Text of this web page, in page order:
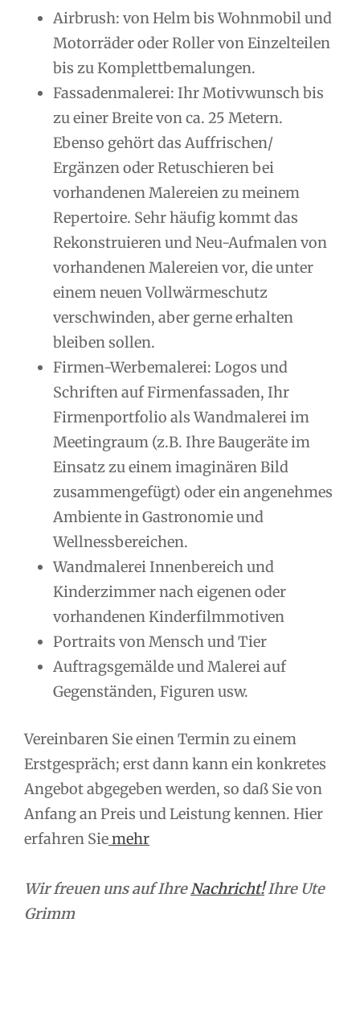
Airbrush: von Helm bis Wohnmobil und
Motorräder oder Roller von Einzelteilen
bis zu Komplettbemalungen.
Fassadenmalerei: Ihr Motivwunsch bis
zu einer Breite von ca. 25 Metern.
Ebenso gehört das Auffrischen/
Ergänzen oder Retuschieren bei
vorhandenen Malereien zu meinem
Repertoire. Sehr häufig kommt das
Rekonstruieren und Neu-Aufmalen von
vorhandenen Malereien vor, die unter
einem neuen Vollwärmeschutz
verschwinden, aber gerne erhalten
bleiben sollen.
Firmen-Werbemalerei: Logos und
Schriften auf Firmenfassaden, Ihr
Firmenportfolio als Wandmalerei im
Meetingraum (z.B. Ihre Baugeräte im
Einsatz zu einem imaginären Bild
zusammengefügt) oder ein angenehmes
Ambiente in Gastronomie und
Wellnessbereichen.
Wandmalerei Innenbereich und
Kinderzimmer nach eigenen oder
vorhandenen Kinderfilmmotiven
Portraits von Mensch und Tier
Auftragsgemälde und Malerei auf
Gegenständen, Figuren usw.
Vereinbaren Sie einen Termin zu einem
Erstgespräch; erst dann kann ein konkretes
Angebot abgegeben werden, so daß Sie von
Anfang an Preis und Leistung kennen. Hier
erfahren Siemehr
Wir freuen uns auf IhreNachricht!Ihre Ute
Grimm